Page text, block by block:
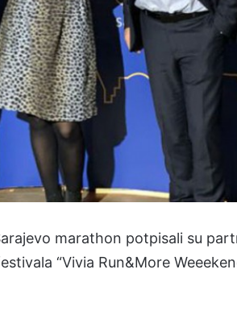
marathon potpisali su
“Vivia Run&More